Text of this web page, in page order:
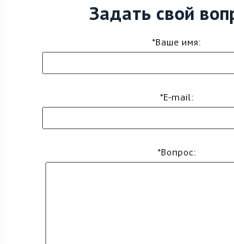
Задать свой
*Ваше имя:
*E-mail:
*Вопрос: